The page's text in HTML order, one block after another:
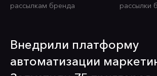
рассылкам бренда
рассылки
Внедрили платформу
автоматизации